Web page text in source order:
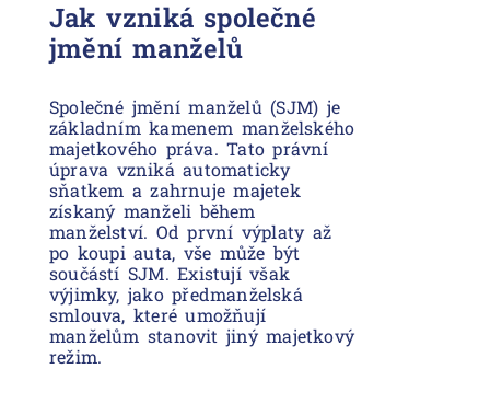
Jak vzniká společné
jmění manželů
Společné jmění manželů (SJM) je
základním kamenem manželského
majetkového práva. Tato právní
úprava vzniká automaticky
sňatkem a zahrnuje majetek
získaný manželi během
manželství. Od první výplaty až
po koupi auta, vše může být
součástí SJM. Existují však
výjimky, jako předmanželská
smlouva, které umožňují
manželům stanovit jiný majetkový
režim.